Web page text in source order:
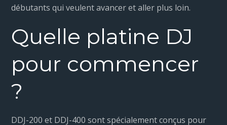
débutants qui veulent avancer et aller plus loin.
Quelle platine DJ
pour commencer
?
DDJ-200 et DDJ-400 sont spécialement conçus pour